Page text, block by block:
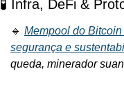
🧪 Infra, DeFi &
🔹 Mempool do
segurança e
queda, minerador